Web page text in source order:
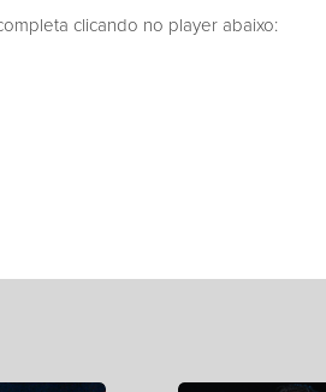
clicando no player abaixo: